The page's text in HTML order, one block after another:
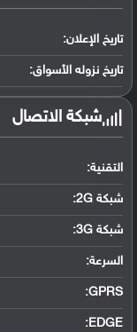
تاريخ الإعلان:
تاريخ نزوله الأسواق:
شبكة الاتصال
التقنية:
شبكة 2G:
شبكة 3G :
السرعة:
GPRS:
EDGE: